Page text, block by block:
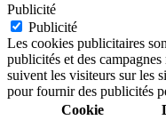
Publicité
Publicité
Les cookies publicitaires
publicités et des
suivent les visiteurs sur les
pour fournir des publicités
Cookie